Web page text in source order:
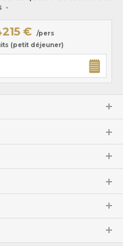
€
/pers
(petit déjeuner)